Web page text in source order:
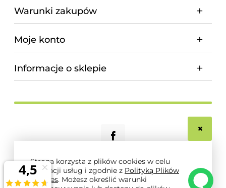
Strona korzysta z plików cookies w celu
realizacji usług i zgodnie z Polityką Plików
Cookies. Możesz określić warunki
Warunki zakupów
Moje konto
Informacje o sklepie
© 2026 magnum-pro.pl. Wszelkie prawa zastrzeżone.
Styl graficzny i aplikacje ShopGadget.pl Sklep